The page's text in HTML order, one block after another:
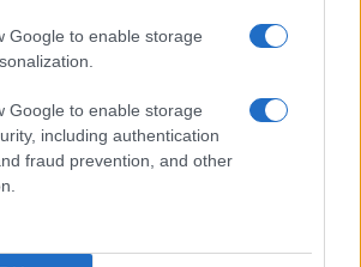
Google to enable storage
Google to enable storage
including authentication
fraud prevention, and other